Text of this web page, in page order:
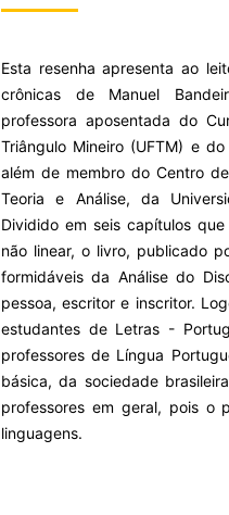
Esta resenha apresenta ao
crônicas de Manuel
professora aposentada do
Triângulo Mineiro (UFTM) e
além de membro do Centro
Teoria e Análise, da
Dividido em seis capítulos
não linear, o livro, publicado
formidáveis da Análise do
pessoa, escritor e inscritor.
estudantes de Letras -
professores de Língua
básica, da sociedade
professores em geral, pois o
linguagens.